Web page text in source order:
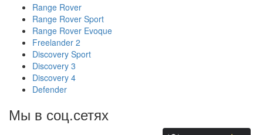
Range Rover
Range Rover Sport
Range Rover Evoque
Freelander 2
Discovery Sport
Discovery 3
Discovery 4
Defender
Мы в соц.сетях